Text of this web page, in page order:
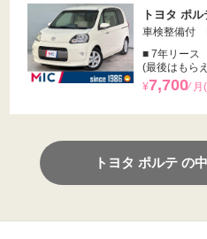
トヨタ ポル
車検整備
■ 7年リース
(最後はもら
¥7,700⁄
トヨタ ポルテ の